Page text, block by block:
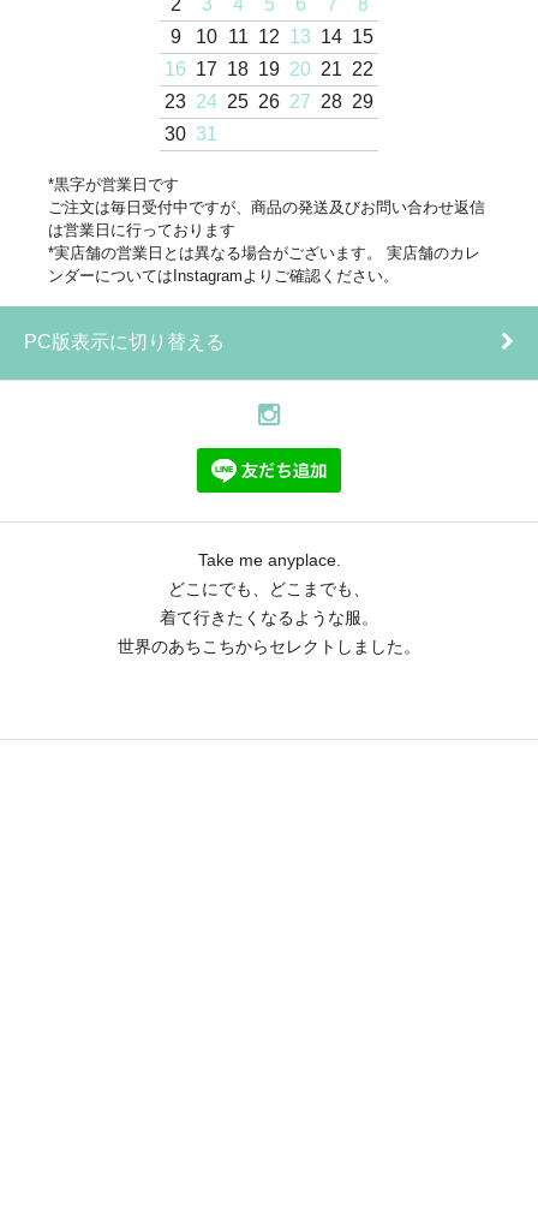
9
10 11 12 13 14 15
16 17 18 19 20 21 22
23 24 25 26 27 28 29
30 31
*黒字が営業日です
ご注文は毎日受付中ですが、商品の発送及びお問い合わせ返信
は営業日に行っております
*実店舗の営業日とは異なる場合がございます。 実店舗のカレ
ンダーについてはInstagramよりご確認ください。
PC版表示に切り替える
Take me anyplace.
どこにでも、どこまでも、
着て行きたくなるような服。
世界のあちこちからセレクトしました。